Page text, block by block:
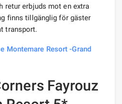
retur erbjuds mot en extra
finns tillgänglig för gäster
transport.
Montemare Resort -Grand
Fayrouz